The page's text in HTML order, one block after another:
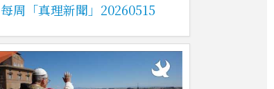
每周「真理新聞」20260515